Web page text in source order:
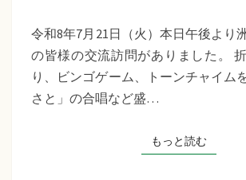
時
制
交
問
令和8年7月21日（火）本日午後より
の皆様の交流訪問がありました。
り、ビンゴゲーム、トーンチャイム
さと」の合唱など盛…
もっと読むもっと